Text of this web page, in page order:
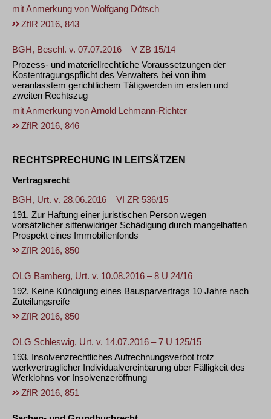
mit Anmerkung von Wolfgang Dötsch
ZfIR 2016, 843
BGH, Beschl. v. 07.07.2016 – V ZB 15/14
Prozess- und materiellrechtliche Voraussetzungen der
Kostentragungspflicht des Verwalters bei von ihm
veranlasstem gerichtlichem Tätigwerden im ersten und
zweiten Rechtszug
mit Anmerkung vonArnold Lehmann-Richter
ZfIR 2016, 846
RECHTSPRECHUNG IN LEITSÄTZEN
Vertragsrecht
BGH, Urt. v. 28.06.2016 – VI ZR 536/15
191. Zur Haftung einer juristischen Person wegen
vorsätzlicher sittenwidriger Schädigung durch mangelhaften
Prospekt eines Immobilienfonds
ZfIR 2016, 850
OLG Bamberg, Urt. v. 10.08.2016 – 8 U 24/16
192. Keine Kündigung eines Bausparvertrags 10 Jahre nach
Zuteilungsreife
ZfIR 2016, 850
OLG Schleswig, Urt. v. 14.07.2016 – 7 U 125/15
193. Insolvenzrechtliches Aufrechnungsverbot trotz
werkvertraglicher Individualvereinbarung über Fälligkeit des
Werklohns vor Insolvenzeröffnung
ZfIR 2016, 851